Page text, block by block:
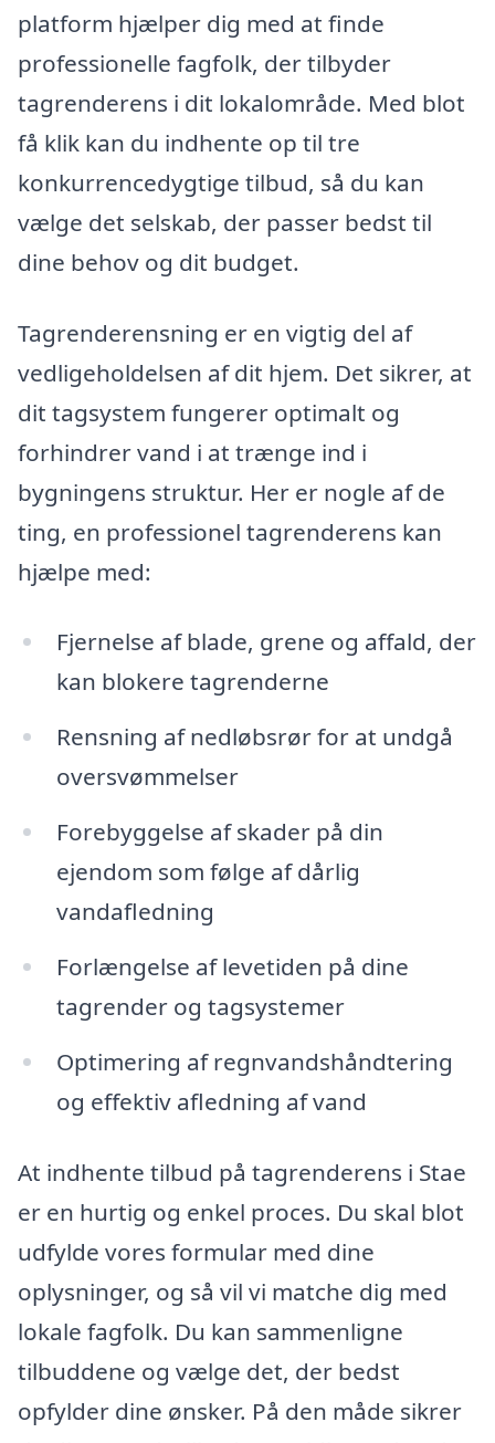
platform hjælper dig med at finde
professionelle fagfolk, der tilbyder
tagrenderens i dit lokalområde. Med blot
få klik kan du indhente op til tre
konkurrencedygtige tilbud, så du kan
vælge det selskab, der passer bedst til
dine behov og dit budget.
Tagrenderensning er en vigtig del af
vedligeholdelsen af dit hjem. Det sikrer, at
dit tagsystem fungerer optimalt og
forhindrer vand i at trænge ind i
bygningens struktur. Her er nogle af de
ting, en professionel tagrenderens kan
hjælpe med:
Fjernelse af blade, grene og affald, der
kan blokere tagrenderne
Rensning af nedløbsrør for at undgå
oversvømmelser
Forebyggelse af skader på din
ejendom som følge af dårlig
vandafledning
Forlængelse af levetiden på dine
tagrender og tagsystemer
Optimering af regnvandshåndtering
og effektiv afledning af vand
At indhente tilbud på tagrenderens i Stae
er en hurtig og enkel proces. Du skal blot
udfylde vores formular med dine
oplysninger, og så vil vi matche dig med
lokale fagfolk. Du kan sammenligne
tilbuddene og vælge det, der bedst
opfylder dine ønsker. På den måde sikrer